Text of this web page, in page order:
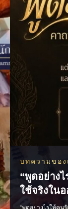
บทความของ
“พูดอย่าง
ใช้จริงใน
“พูดอย่างไรให้คน